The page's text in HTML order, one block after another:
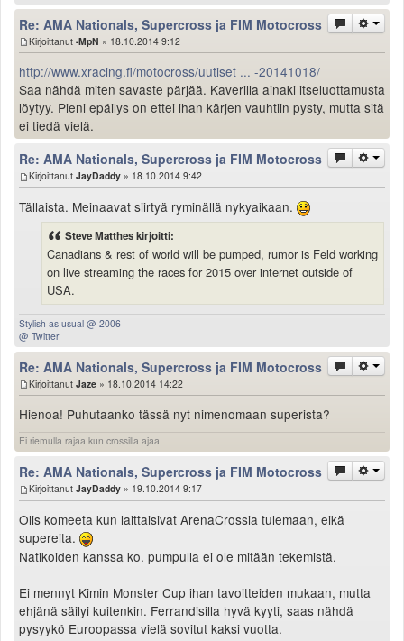
Suunnittele oma paita
Mainostus
Palaute
Kevytversio
Re: AMA Nationals, Supercross ja FIM Motocross
Kirjoittanut -MpN » 18.10.2014 9:12
http://www.xracing.fi/motocross/uutiset ... -20141018/
Saa nähdä miten savaste pärjää. Kaverilla ainaki itseluottamusta
löytyy. Pieni epäilys on ettei ihan kärjen vauhtiin pysty, mutta sitä
ei tiedä vielä.
Re: AMA Nationals, Supercross ja FIM Motocross
Kirjoittanut JayDaddy » 18.10.2014 9:42
Tällaista. Meinaavat siirtyä ryminällä nykyaikaan.
Steve Matthes kirjoitti:
Canadians & rest of world will be pumped, rumor is Feld working
on live streaming the races for 2015 over internet outside of
USA.
Stylish as usual @ 2006
@ Twitter
Re: AMA Nationals, Supercross ja FIM Motocross
Kirjoittanut Jaze » 18.10.2014 14:22
Hienoa! Puhutaanko tässä nyt nimenomaan superista?
Ei riemulla rajaa kun crossilla ajaa!
Re: AMA Nationals, Supercross ja FIM Motocross
Kirjoittanut JayDaddy » 19.10.2014 9:17
Olis komeeta kun laittaisivat ArenaCrossia tulemaan, eikä
supereita.
Natikoiden kanssa ko. pumpulla ei ole mitään tekemistä.
Ei mennyt Kimin Monster Cup ihan tavoitteiden mukaan, mutta
ehjänä säilyi kuitenkin. Ferrandisilla hyvä kyyti, saas nähdä
pysyykö Euroopassa vielä sovitut kaksi vuotta.